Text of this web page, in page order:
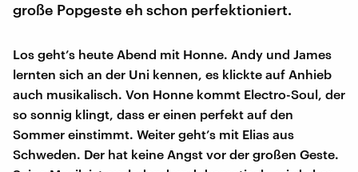
große Popgeste eh schon perfektioniert.
Los geht’s heute Abend mit Honne. Andy und James
lernten sich an der Uni kennen, es klickte auf Anhieb
auch musikalisch. Von Honne kommt Electro-Soul, der
so sonnig klingt, dass er einen perfekt auf den
Sommer einstimmt. Weiter geht’s mit Elias aus
Schweden. Der hat keine Angst vor der großen Geste.